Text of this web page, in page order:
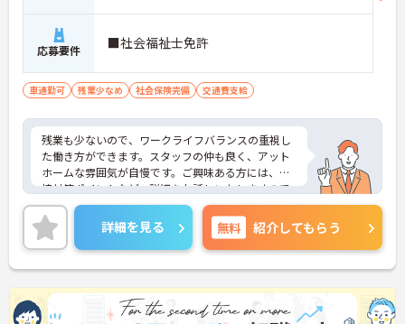
応募要件 ■社会福祉士免許
車通勤可 残業少なめ 社会保険完備 交通費支給
残業も少ないので、ワークライフバランスの重視し
た働き方ができます。スタッフの仲も良く、アット
ホームな雰囲気が自慢です。ご興味ある方には、面
接対策ポイントなど、詳細をお話しいたしますので
お気軽にご相談ください。
詳細を見る 無料 紹介してもらう